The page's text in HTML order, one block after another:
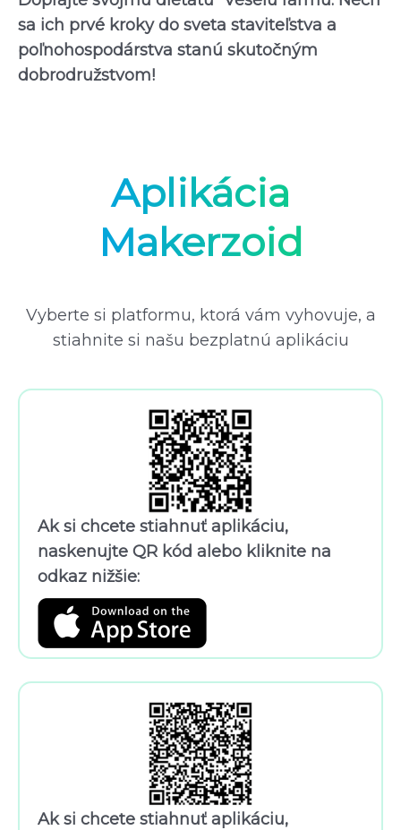
sa ich prvé kroky do sveta staviteľstva a
poľnohospodárstva stanú skutočným
dobrodružstvom!
Aplikácia
Makerzoid
Vyberte si platformu, ktorá vám vyhovuje, a
stiahnite si našu bezplatnú aplikáciu
Ak si chcete stiahnuť aplikáciu,
naskenujte QR kód alebo kliknite na
odkaz nižšie:
Ak si chcete stiahnuť aplikáciu,